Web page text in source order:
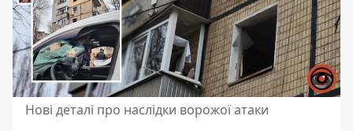
Нові деталі про наслідки ворожої атаки